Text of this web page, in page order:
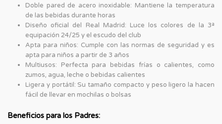
Doble pared de acero inoxidable: Mantiene la temperatura
de las bebidas durante horas
Diseño oficial del Real Madrid: Luce los colores de la 3ª
equipación 24/25 y el escudo del club
Apta para niños: Cumple con las normas de seguridad y es
apta para niños a partir de 3 años
Multiusos: Perfecta para bebidas frías o calientes, como
zumos, agua, leche o bebidas calientes
Ligera y portátil: Su tamaño compacto y peso ligero la hacen
fácil de llevar en mochilas o bolsas
Beneficios para los Padres: